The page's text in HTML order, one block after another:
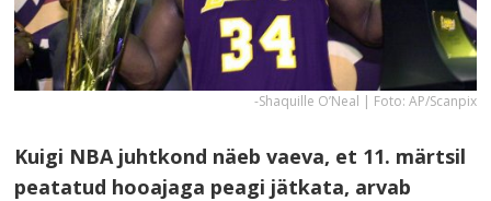
-Shaquille O’Neal | Foto: AP/Scanpix
Kuigi NBA juhtkond näeb vaeva, et 11. märtsil
peatatud hooajaga peagi jätkata, arvab